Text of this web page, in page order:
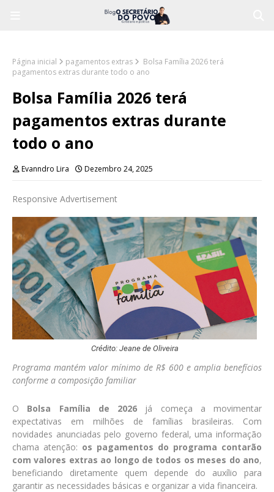
Página inicial pagamentos extras
Bolsa Família 2026 terá
pagamentos extras durante todo o ano
Bolsa Família 2026 terá
pagamentos extras durante
todo o ano
Evanndro Lira Dezembro 24, 2025
Responsive Advertisement
Crédito: Jeane de Oliveira
Programa mantém valor mínimo de R$ 600 e amplia benefícios
conforme a composição familiar
O Bolsa Família de 2026 já começa a movimentar
expectativas em milhões de famílias brasileiras. Com
novidades anunciadas pelo governo federal, uma informação
chama atenção: os pagamentos do programa contarão
com valores extras ao longo de todos os meses do ano,
beneficiando diretamente quem depende do auxílio para
garantir as necessidades básicas e organizar a vida financeira.